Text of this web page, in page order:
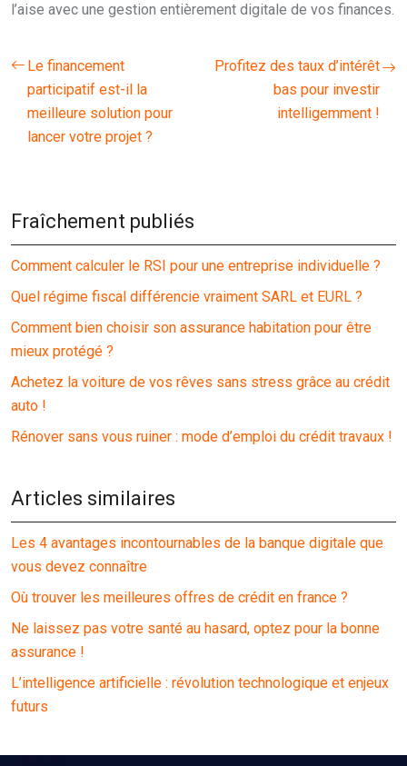
l’aise avec une gestion entièrement digitale de vos finances.
Le financement
participatif est-il la
meilleure solution pour
lancer votre projet ?
Profitez des taux d’intérêt
bas pour investir
intelligemment !
Fraîchement publiés
Comment calculer le RSI pour une entreprise individuelle ?
Quel régime fiscal différencie vraiment SARL et EURL ?
Comment bien choisir son assurance habitation pour être
mieux protégé ?
Achetez la voiture de vos rêves sans stress grâce au crédit
auto !
Rénover sans vous ruiner : mode d’emploi du crédit travaux !
Articles similaires
Les 4 avantages incontournables de la banque digitale que
vous devez connaître
Où trouver les meilleures offres de crédit en france ?
Ne laissez pas votre santé au hasard, optez pour la bonne
assurance !
L’intelligence artificielle : révolution technologique et enjeux
futurs